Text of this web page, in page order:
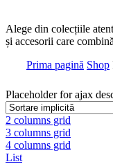
Alege din colecțiile
și accesorii care
Prima pagină Shop
Placeholder for ajax
2 columns grid
3 columns grid
4 columns grid
List